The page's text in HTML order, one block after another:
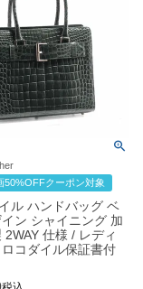
50%OFFクーポン対象
ル ハンドバッグ ベ
ン シャイニング 加
2WAY 仕様 / レディ
コダイル保証書付